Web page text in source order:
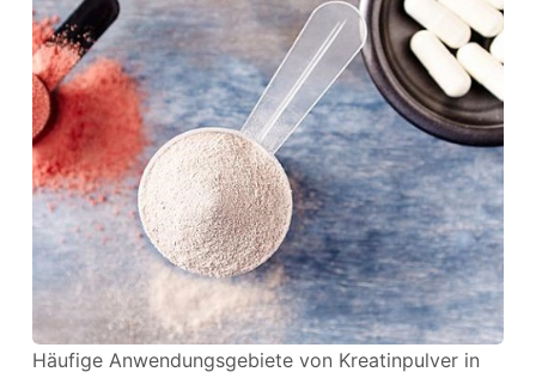
Häufige Anwendungsgebiete von Kreatinpulver in